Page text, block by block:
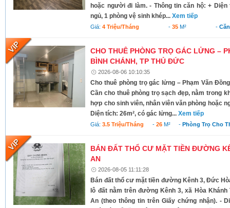
hoặc người đi làm. - Thông tin căn hộ: + Diện
ngủ, 1 phòng vệ sinh khép...Xem tiếp
Giá:4 Triệu/tháng -35 M² -
CHO THUÊ PHÒNG TRỌ GÁC LỬNG –
BÌNH CHÁNH, TP THỦ ĐỨC
2026-08-06 10:10:35
Cho thuê phòng trọ gác lửng – Phạm Văn
Cần cho thuê phòng trọ sạch đẹp, nằm trong
hợp cho sinh viên, nhân viên văn phòng hoặc
Diện tích: 26m², có gác lửng...Xem tiếp
Giá:3.5 Triệu/tháng - 26M² -Phòng Trọ Cho
BÁN ĐẤT THỔ CƯ MẶT TIỀN ĐƯỜNG
AN
2026-08-05 11:11:28
Bán đất thổ cư mặt tiền đường Kênh 3, Đức
lô đất nằm trên đường Kênh 3, xã Hòa
An (theo thông tin trên Giấy chứng nhận). -